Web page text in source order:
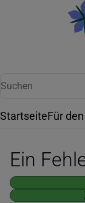
StartseiteFür
Ein